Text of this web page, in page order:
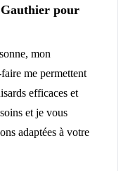
pour
mon
me permettent
efficaces et
et je vous
adaptées à votre